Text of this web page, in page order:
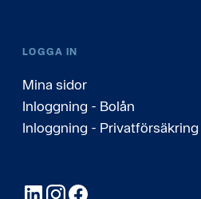
LOGGA IN
Mina sidor
Inloggning - Bolån
Inloggning - Privatförsäkring
LinkedInInstagram